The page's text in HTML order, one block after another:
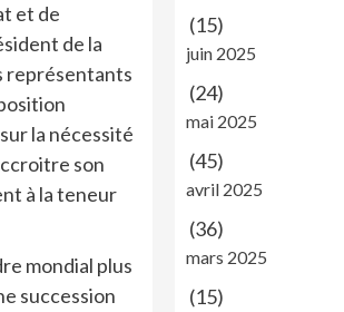
et de
de la
représentants
la nécessité
son
à la teneur
mondial plus
succession
(15)
juin 2025
(24)
mai 2025
(45)
avril 2025
(36)
mars 2025
(15)